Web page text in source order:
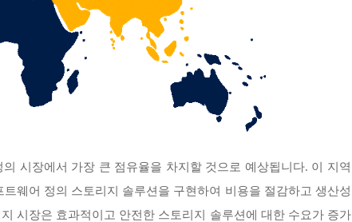
시장에서 가장 큰 점유율을 차지할 것으로 예상됩니다. 이 지역
웨어 정의 스토리지 솔루션을 구현하여 비용을 절감하고 생산성
시장은 효과적이고 안전한 스토리지 솔루션에 대한 수요가 증가